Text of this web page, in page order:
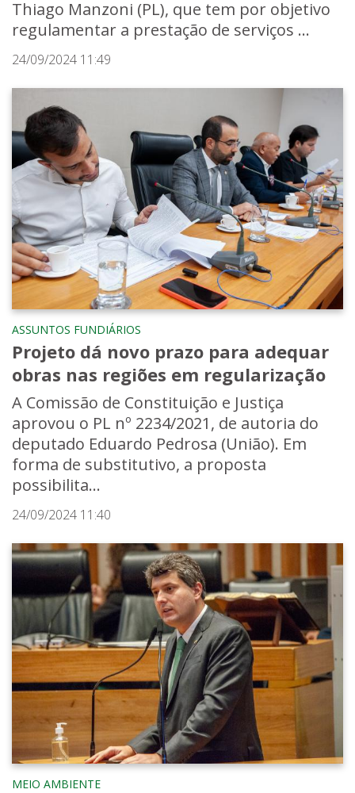
Thiago Manzoni (PL), que tem por objetivo
regulamentar a prestação de serviços ...
24/09/2024 11:49
ASSUNTOS FUNDIÁRIOS
Projeto dá novo prazo para adequar
obras nas regiões em regularização
A Comissão de Constituição e Justiça
aprovou o PL nº 2234/2021, de autoria do
deputado Eduardo Pedrosa (União). Em
forma de substitutivo, a proposta
possibilita...
24/09/2024 11:40
MEIO AMBIENTE